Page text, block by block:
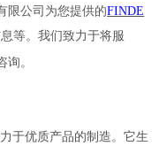
限公司为您提供的FINDE
等。我们致力于将服
询 。
于优质产品的制造。它生